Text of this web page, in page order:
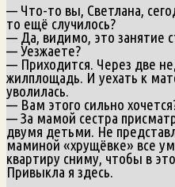
— Что-то вы, Светлана,
то ещё случилось?
— Да, видимо, это занятие
— Уезжаете?
— Приходится. Через две
жилплощадь. И уехать к
уволилась.
— Вам этого сильно
— За мамой сестра
двумя детьми. Не
маминой «хрущёвке» все
квартиру сниму, чтобы в
Привыкла я здесь.